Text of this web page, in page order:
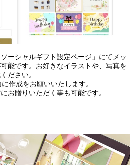
ーシャルギフト設定ページ」にてメッ
能です。お好きなイラストや、写真を
ださい。
作成をお願いいたします。
お贈りいただく事も可能です。